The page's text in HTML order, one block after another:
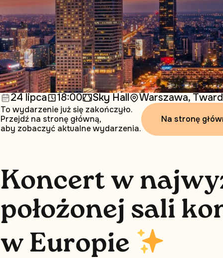
24 lipca 18:00 Sky Hall Warszawa,
To wydarzenie już się zakończyło.
Przejdź na stronę główną,
aby zobaczyć aktualne wydarzenia.
Na stronę
Koncert w najwy
położonej sali ko
w Europie